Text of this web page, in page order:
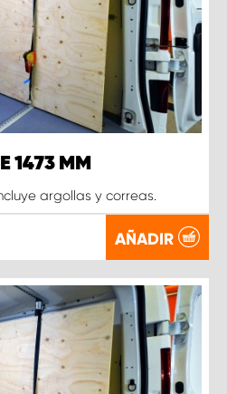
1473 MM
argollas y correas.
AÑADIR